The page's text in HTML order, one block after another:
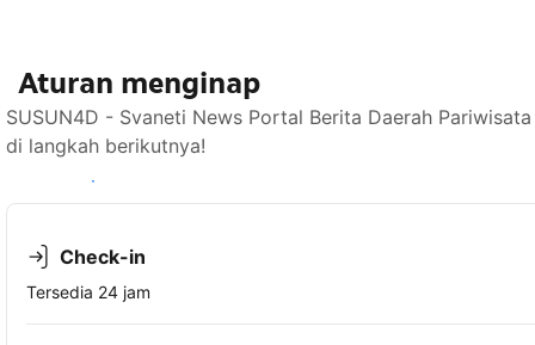
Aturan menginap
SUSUN4D - Svaneti News Portal Berita Daerah
di langkah berikutnya!
Lihat ketersediaan
Check-in
Tersedia 24 jam